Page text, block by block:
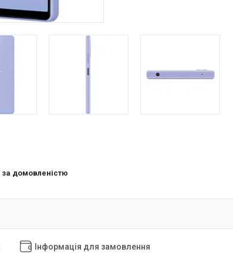
за домовленістю
Інформація для замовлення